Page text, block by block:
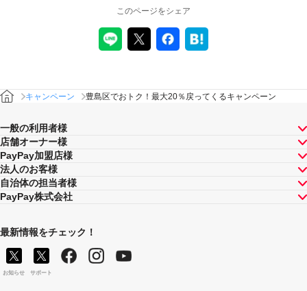
このページをシェア
キャンペーン 豊島区でおトク！最大20％戻ってくるキャンペーン
一般の利用者様
店舗オーナー様
PayPay加盟店様
法人のお客様
自治体の担当者様
PayPay株式会社
最新情報をチェック！
お知らせ サポート